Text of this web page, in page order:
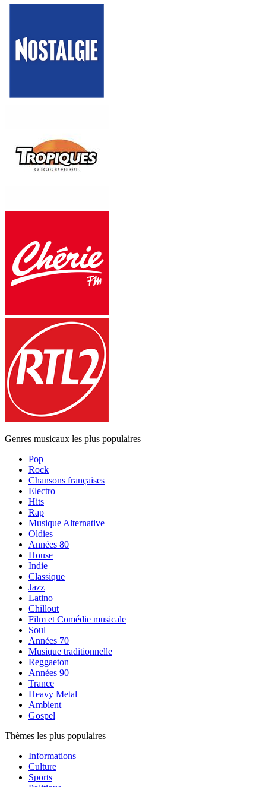
Genres musicaux les plus populaires
Pop
Rock
Chansons françaises
Electro
Hits
Rap
Musique Alternative
Oldies
Années 80
House
Indie
Classique
Jazz
Latino
Chillout
Film et Comédie musicale
Soul
Années 70
Musique traditionnelle
Reggaeton
Années 90
Trance
Heavy Metal
Ambient
Gospel
Thèmes les plus populaires
Informations
Culture
Sports